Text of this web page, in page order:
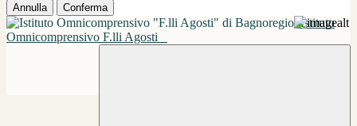
Annulla Conferma
Istituto
Omnicomprensivo F.lli Agosti